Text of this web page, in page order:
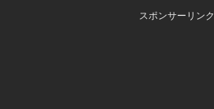
スポンサーリンク